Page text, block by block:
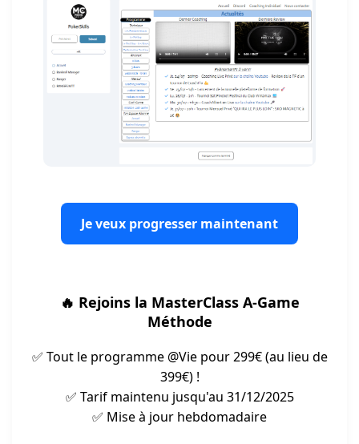
Je veux progresser maintenant
🔥 Rejoins la MasterClass A-Game
Méthode
✅ Tout le programme @Vie pour 299€ (au lieu de
399€) !
✅ Tarif maintenu jusqu'au 31/12/2025
✅ Mise à jour hebdomadaire